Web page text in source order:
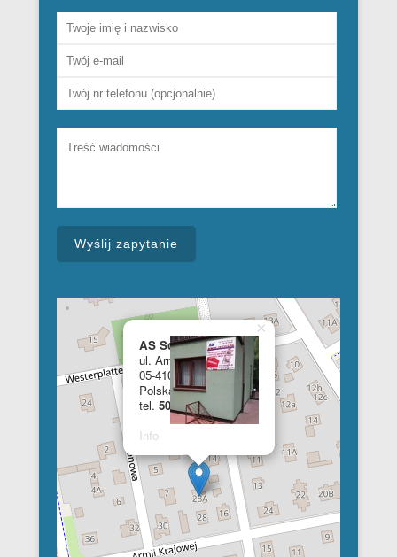
AS School of English
ul. Armii Krajowej 28a
05-410 Józefów
Polska
tel. 508 348 681
Info
×